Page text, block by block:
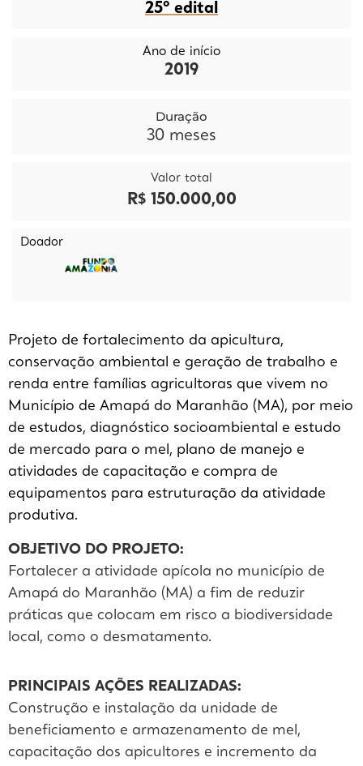
25º edital
Ano de início
2019
Duração
30 meses
Valor total
R$ 150.000,00
Doador
Projeto de fortalecimento da apicultura,
conservação ambiental e geração de trabalho e
renda entre famílias agricultoras que vivem no
Município de Amapá do Maranhão (MA), por meio
de estudos, diagnóstico socioambiental e estudo
de mercado para o mel, plano de manejo e
atividades de capacitação e compra de
equipamentos para estruturação da atividade
produtiva.
OBJETIVO DO PROJETO:
Fortalecer a atividade apícola no município de
Amapá do Maranhão (MA) a fim de reduzir
práticas que colocam em risco a biodiversidade
local, como o desmatamento.
PRINCIPAIS AÇÕES REALIZADAS:
Construção e instalação da unidade de
beneficiamento e armazenamento de mel,
capacitação dos apicultores e incremento da